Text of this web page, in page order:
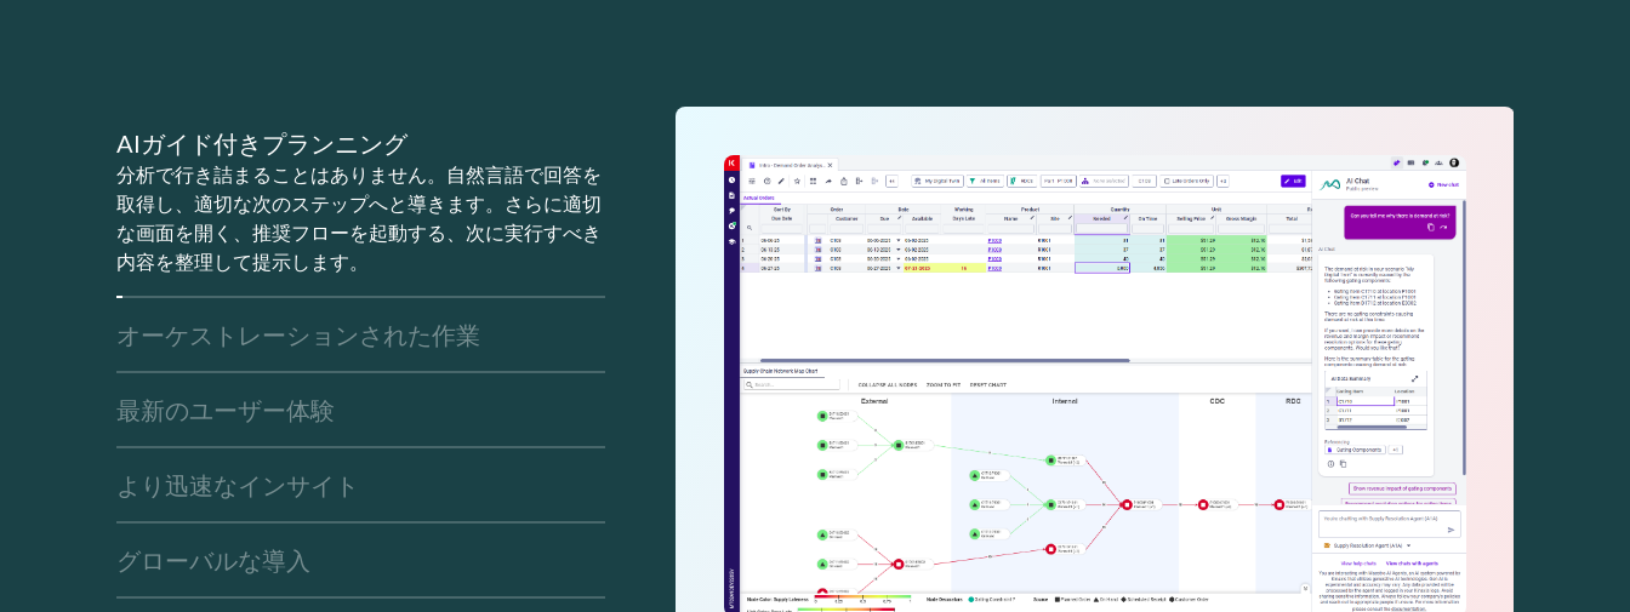
AIガイド付きプランニング
分析で行き詰まることはありません。自然言語で回答を
取得し、適切な次のステップへと導きます。さらに適切
な画面を開く、推奨フローを起動する、次に実行すべき
内容を整理して提示します。
オーケストレーションされた作業
最新のユーザー体験
より迅速なインサイト
グローバルな導入
画像
画像
画像
画像
画像